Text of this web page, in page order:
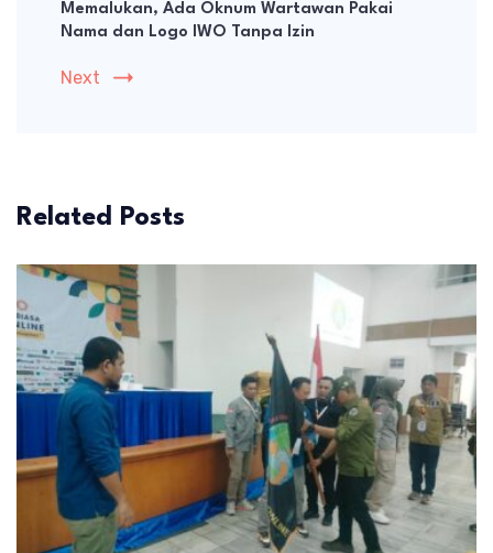
Memalukan, Ada Oknum Wartawan Pakai
Nama dan Logo IWO Tanpa Izin
Next
Related Posts